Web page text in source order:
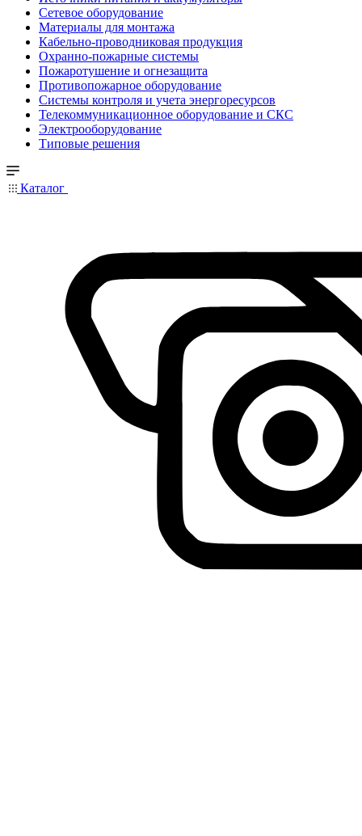
Сетевое оборудование
Материалы для монтажа
Кабельно-проводниковая продукция
Охранно-пожарные системы
Пожаротушение и огнезащита
Противопожарное оборудование
Системы контроля и учета энергоресурсов
Телекоммуникационное оборудование и СКС
Электрооборудование
Типовые решения
Каталог